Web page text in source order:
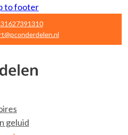
to footer
geluid